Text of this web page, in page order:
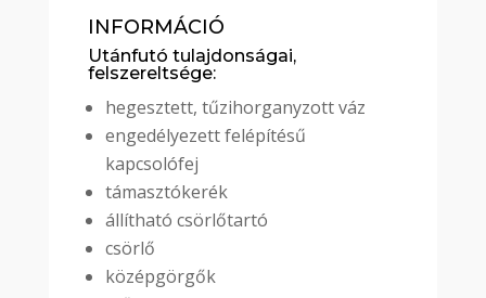
INFORMÁCIÓ
Utánfutó tulajdonságai,
felszereltsége:
hegesztett, tűzihorganyzott váz
engedélyezett felépítésű
kapcsolófej
támasztókerék
állítható csörlőtartó
csörlő
középgörgők